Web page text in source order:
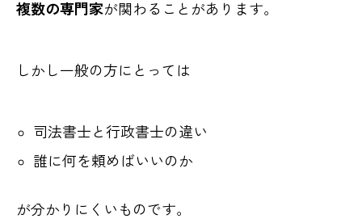
複数の専門家が関わることがあります。
しかし一般の方にとっては
司法書士と行政書士の違い
誰に何を頼めばいいのか
が分かりにくいものです。